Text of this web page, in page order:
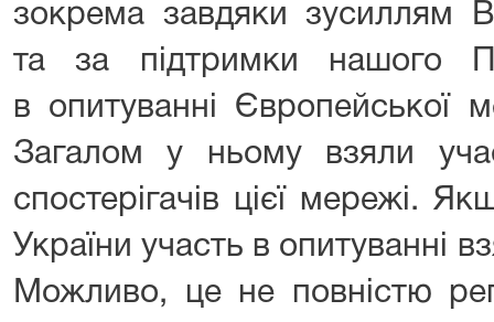
зокрема завдяки зусиллям
та за підтримки нашого
в опитуванні Європейської
Загалом у ньому взяли
спостерігачів цієї мережі.
України участь в опитуванні
Можливо, це не повністю